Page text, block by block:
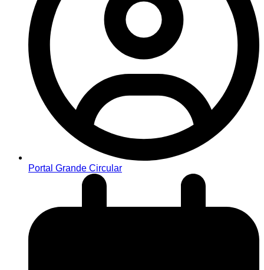
Portal Grande Circular